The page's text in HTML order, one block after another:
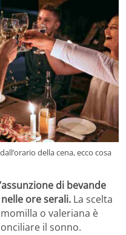
della cena, ecco cosa
di bevande
ore serali. La scelta
o valeriana è
il sonno.